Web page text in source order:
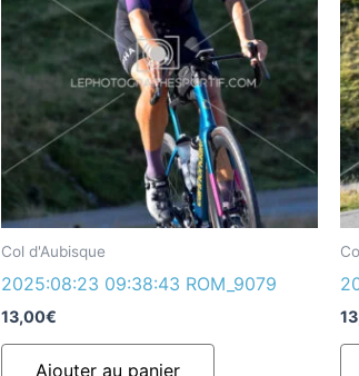
Col d'Aubisque
2025:08:23 09:38:43 ROM_9079
13,00€
Ajouter au panier